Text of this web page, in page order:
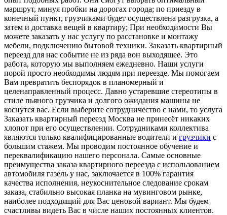
маршрут, минуя пробки на дорогах города; по приезду в
конечный пункт, грузчиками будет осуществлена разгрузка, а
затем и доставка вещей в квартиру; При необходимости Вы
можете заказать у нас услугу по расстановке и монтажу
мебели, подключению бытовой техники. Заказать квартирный
переезд для нас событие не из ряда вон выходящее. Это
работа, которую мы выполняем ежедневно. Наши услуги
порой просто необходимы людям при переезде. Мы помогаем
Вам превратить беспорядок в планомерный и
целенаправленный процесс. Давно устаревшие стереотипы в
стиле пьяного грузчика и долгого ожидания машины не
коснутся вас. Если выберите сотрудничество с нами, то услуга
Заказать квартирный переезд Москва не принесёт никаких
хлопот при его осуществлении. Сотрудниками коллектива
являются только квалифицированные водители и грузчики с
большим стажем. Мы проводим постоянное обучение и
переквалификацию нашего персонала. Самые основные
преимущества заказа квартирного переезда с использованием
автомобиля газель у нас, заключается в 100% гарантия
качества исполнения, неукоснительное следование срокам
заказа, стабильно высокая планка на мувинговом рынке,
наиболее подходящий для Вас ценовой вариант. Мы будем
счастливы видеть Вас в числе наших постоянных клиентов.